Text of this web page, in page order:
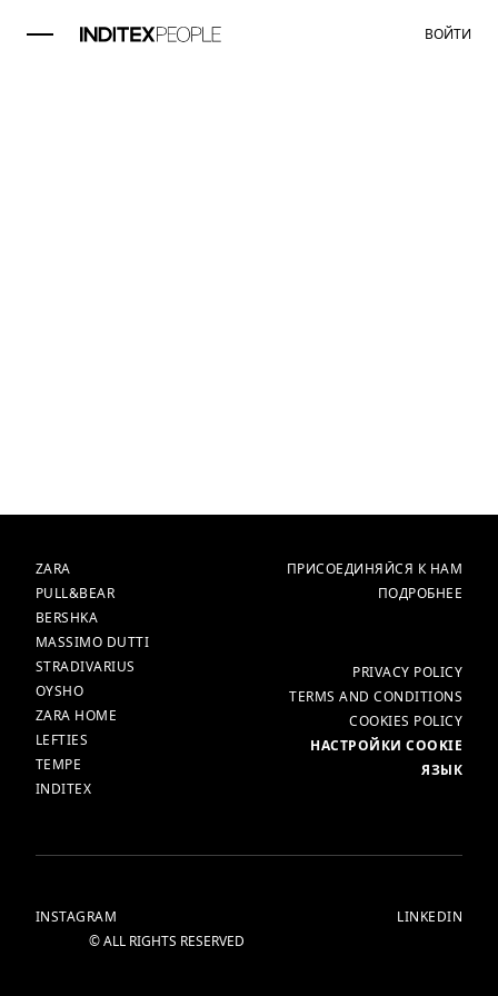
ВОЙТИ
БРЕНДЫ
ZARA
PULL&BEAR
BERSHKA
MASSIMO DUTTI
STRADIVARIUS
OYSHO
ZARA HOME
LEFTIES
TEMPE
INDITEX
ГЛАВНАЯ
ПРИСОЕДИНЯЙСЯ К НАМ
ПОДРОБНЕЕ
PRIVACY POLICY
TERMS AND CONDITIONS
COOKIES POLICY
НАСТРОЙКИ COOKIE
ЯЗЫК
© ALL RIGHTS RESERVED
INSTAGRAM LINKEDIN